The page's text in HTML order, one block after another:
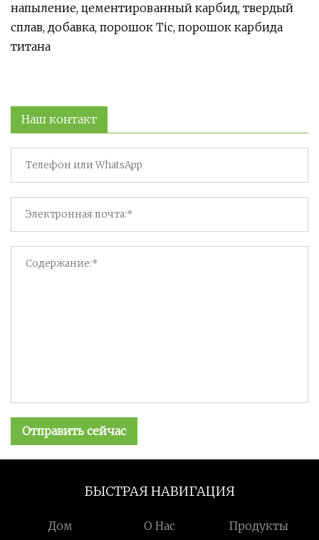
напыление, цементированный карбид, твердый
сплав, добавка, порошок Tic, порошок карбида
титана
Наш контакт
Отправить сейчас
БЫСТРАЯ НАВИГАЦИЯ
Дом О Нас Продукты